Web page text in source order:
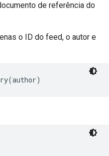
de referência do
o ID do feed, o autor e